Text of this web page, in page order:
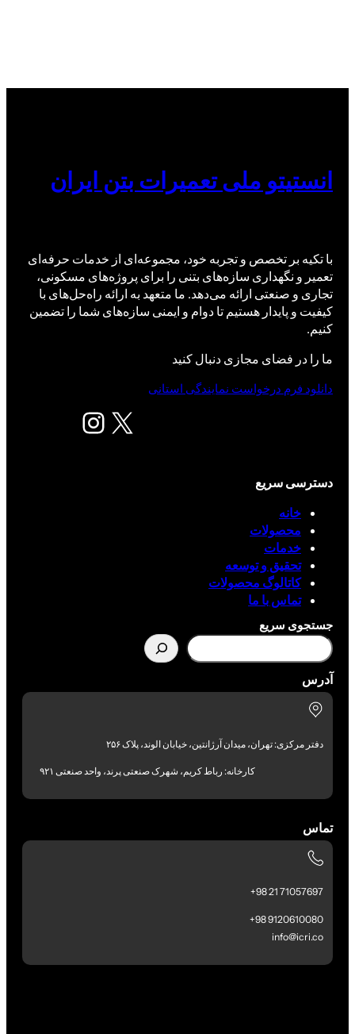
انستیتو ملی تعمیرات بتن ایران
با تکیه بر تخصص و تجربه خود، مجموعه‌ای از خدمات حرفه‌ای
تعمیر و نگهداری سازه‌های بتنی را برای پروژه‌های مسکونی،
تجاری و صنعتی ارائه می‌دهد. ما متعهد به ارائه راه‌حل‌های با
کیفیت و پایدار هستیم تا دوام و ایمنی سازه‌های شما را تضمین
کنیم.
ما را در فضای مجازی دنبال کنید
X اینستاگرم
دانلود فرم درخواست نمایندگی استانی
دسترسی سریع
خانه
محصولات
خدمات
تحقیق و توسعه
کاتالوگ محصولات
تماس با ما
جستجوی سریع
آدرس
دفتر مرکزی: تهران، میدان آرژانتین، خیابان الوند، پلاک ۲۵۶
کارخانه: رباط کریم، شهرک صنعتی پرند، واحد صنعتی ۹۲۱
تماس
71057697 21 98+
9120610080 98+
info@icri.co